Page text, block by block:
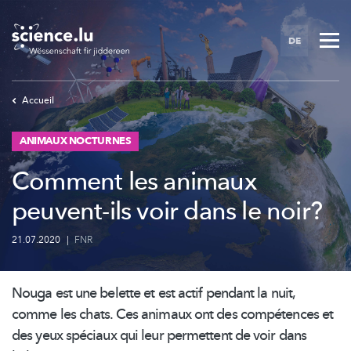
to
main
content
DE
Accueil
ANIMAUX NOCTURNES
Comment les animaux
peuvent-ils voir dans le noir?
21.07.2020 | FNR
Nouga est une belette et est actif pendant la nuit,
comme les chats. Ces animaux ont des compétences et
des yeux spéciaux qui leur permettent de voir dans